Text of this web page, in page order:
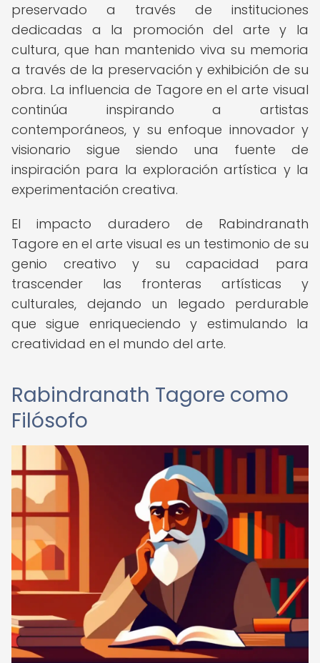
preservado a través de instituciones
dedicadas a la promoción del arte y la
cultura, que han mantenido viva su memoria
a través de la preservación y exhibición de su
obra. La influencia de Tagore en el arte visual
continúa inspirando a artistas
contemporáneos, y su enfoque innovador y
visionario sigue siendo una fuente de
inspiración para la exploración artística y la
experimentación creativa.
El impacto duradero de Rabindranath
Tagore en el arte visual es un testimonio de su
genio creativo y su capacidad para
trascender las fronteras artísticas y
culturales, dejando un legado perdurable
que sigue enriqueciendo y estimulando la
creatividad en el mundo del arte.
Rabindranath Tagore como
Filósofo